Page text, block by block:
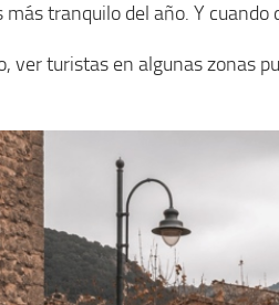
tranquilo del año. Y
ver turistas en algunas zonas